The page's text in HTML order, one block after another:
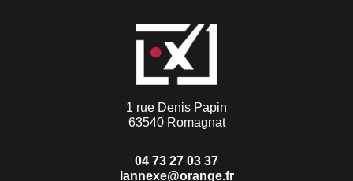
1 rue Denis Papin
63540 Romagnat
04 73 27 03 37
lannexe@orange.fr